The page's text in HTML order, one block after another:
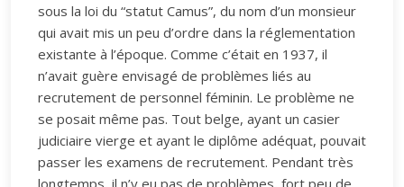
sous la loi du “statut Camus”, du nom d’un monsieur
qui avait mis un peu d’ordre dans la réglementation
existante à l’époque. Comme c’était en 1937, il
n’avait guère envisagé de problèmes liés au
recrutement de personnel féminin. Le problème ne
se posait même pas. Tout belge, ayant un casier
judiciaire vierge et ayant le diplôme adéquat, pouvait
passer les examens de recrutement. Pendant très
longtemps, il n’y eu pas de problèmes, fort peu de